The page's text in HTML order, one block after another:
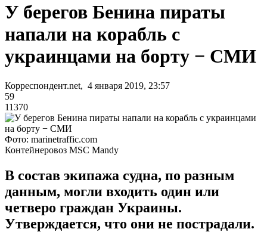
У берегов Бенина пираты
напали на корабль с
украинцами на борту − СМИ
Корреспондент.net, 4 января 2019, 23:57
59
11370
Фото: marinetraffic.com
Контейнеровоз MSC Mandy
В состав экипажа судна, по разным
данным, могли входить один или
четверо граждан Украины.
Утверждается, что они не пострадали.